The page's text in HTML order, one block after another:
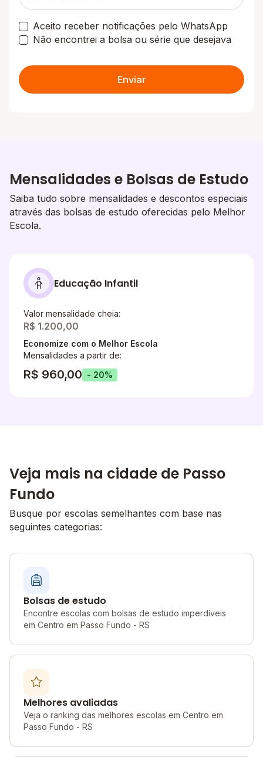
Aceito receber notificações pelo WhatsApp
Não encontrei a bolsa ou série que desejava
Enviar
Mensalidades e Bolsas de Estudo
Saiba tudo sobre mensalidades e descontos especiais
através das bolsas de estudo oferecidas pelo Melhor
Escola.
Educação Infantil
Valor mensalidade cheia:
R$ 1.200,00
Economize com o Melhor Escola
Mensalidades a partir de:
R$ 960,00 - 20%
Veja mais na cidade de Passo
Fundo
Busque por escolas semelhantes com base nas
seguintes categorias:
Bolsas de estudo
Encontre escolas com bolsas de estudo imperdíveis
em Centro em Passo Fundo - RS
Melhores avaliadas
Veja o ranking das melhores escolas em Centro em
Passo Fundo - RS